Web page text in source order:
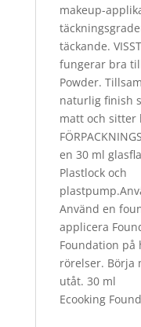
makeup-
täckande.
fungerar bra
Powder.
naturlig finish
matt och sitter
en 30 ml
Plastlock och
Använd en
applicera
Foundation på
rörelser. Börja
utåt. 30 ml
Ecooking